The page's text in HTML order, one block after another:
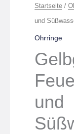
Startseite /
und
Ohrringe
und